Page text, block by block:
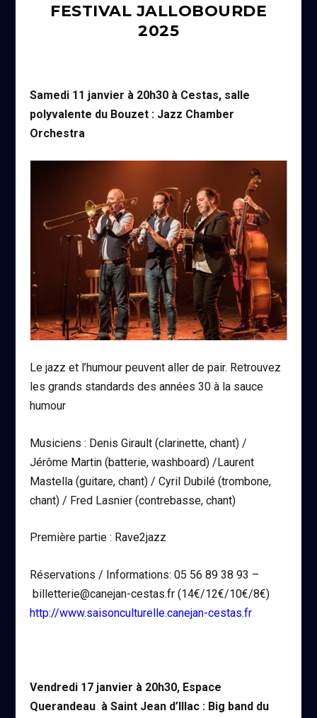
FESTIVAL JALLOBOURDE
2025
Samedi 11 janvier à 20h30 à Cestas, salle
polyvalente du Bouzet : Jazz Chamber
Orchestra
Le jazz et l’humour peuvent aller de pair. Retrouvez
les grands standards des années 30 à la sauce
humour
Musiciens : Denis Girault (clarinette, chant) /
Jérôme Martin (batterie, washboard) /Laurent
Mastella (guitare, chant) / Cyril Dubilé (trombone,
chant) / Fred Lasnier (contrebasse, chant)
Première partie : Rave2jazz
Réservations / Informations: 05 56 89 38 93 –
billetterie@canejan-cestas.fr (14€/12€/10€/8€)
http://www.saisonculturelle.canejan-cestas.fr
Vendredi 17 janvier à 20h30, Espace
Querandeau à Saint Jean d’Illac : Big band du